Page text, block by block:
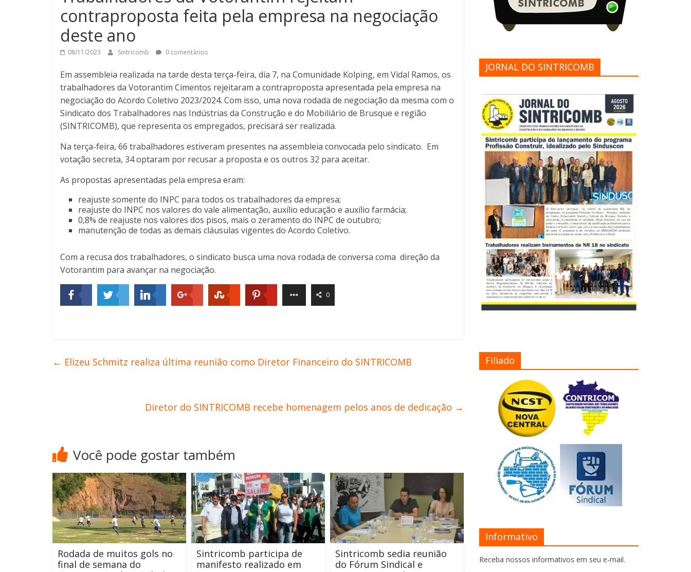
contraproposta feita pela empresa na negociação
deste ano
08/11/2023 Sintricomb 0 comentários
Em assembleia realizada na tarde desta terça-feira, dia 7, na Comunidade Kolping, em Vidal Ramos, os
trabalhadores da Votorantim Cimentos rejeitaram a contraproposta apresentada pela empresa na
negociação do Acordo Coletivo 2023/2024. Com isso, uma nova rodada de negociação da mesma com o
Sindicato dos Trabalhadores nas Indústrias da Construção e do Mobiliário de Brusque e região
(SINTRICOMB), que representa os empregados, precisará ser realizada.
Na terça-feira, 66 trabalhadores estiveram presentes na assembleia convocada pelo sindicato. Em
votação secreta, 34 optaram por recusar a proposta e os outros 32 para aceitar.
As propostas apresentadas pela empresa eram:
reajuste somente do INPC para todos os trabalhadores da empresa;
reajuste do INPC nos valores do vale alimentação, auxílio educação e auxílio farmácia;
0,8% de reajuste nos valores dos pisos, mais o zeramento do INPC de outubro;
manutenção de todas as demais cláusulas vigentes do Acordo Coletivo.
Com a recusa dos trabalhadores, o sindicato busca uma nova rodada de conversa coma direção da
Votorantim para avançar na negociação.
0
← Elizeu Schmitz realiza última reunião como Diretor Financeiro do SINTRICOMB
Diretor do SINTRICOMB recebe homenagem pelos anos de dedicação →
Você pode gostar também
Rodada de muitos gols no
final de semana do
Sintricomb participa de
manifesto realizado em
Sintricomb sedia reunião
do Fórum Sindical e
JORNAL DO SINTRICOMB
Filiado
Informativo
Receba nossos informativos em seu e-mail.